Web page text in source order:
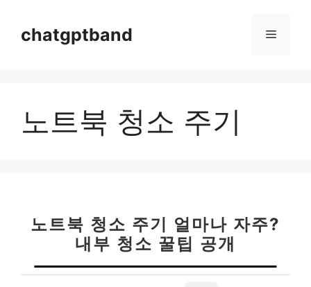
chatgptband 메
노트북 청소 주기
노트북 청소 주기 얼마나 자주?
내부 청소 꿀팁 공개